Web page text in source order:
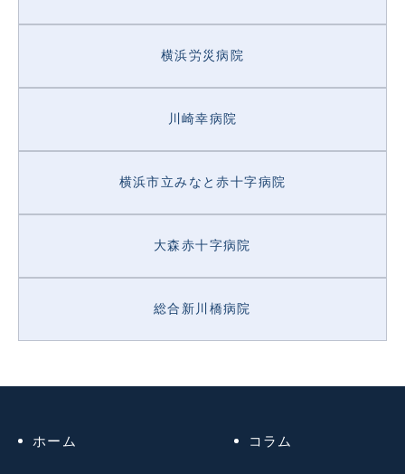
横浜労災病院
川崎幸病院
横浜市立みなと赤十字病院
大森赤十字病院
総合新川橋病院
ホーム コラム